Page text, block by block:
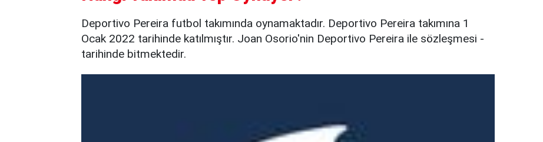
Deportivo Pereira futbol takımında oynamaktadır. Deportivo Pereira takımına 1
Ocak 2022 tarihinde katılmıştır. Joan Osorio'nin Deportivo Pereira ile sözleşmesi -
tarihinde bitmektedir.